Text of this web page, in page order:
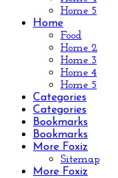
Home 5
Home
Food
Home 2
Home 3
Home 4
Home 5
Categories
Categories
Bookmarks
Bookmarks
More Foxiz
Sitemap
More Foxiz